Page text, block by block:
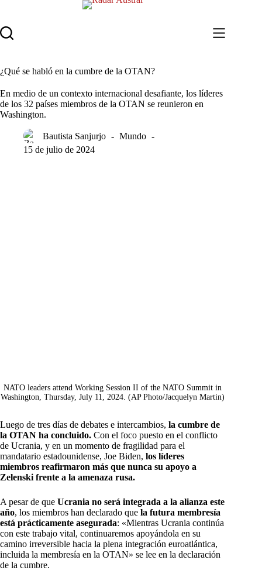
contenido
¿Qué se habló en la cumbre de la OTAN?
En medio de un contexto internacional desafiante, los líderes
de los 32 países miembros de la OTAN se reunieron en
Washington.
Bautista Sanjurjo
Mundo
15 de julio de 2024
NATO leaders attend Working Session II of the NATO Summit in
Washington, Thursday, July 11, 2024. (AP Photo/Jacquelyn Martin)
Luego de tres días de debates e intercambios, la cumbre de
la OTAN ha concluido. Con el foco puesto en el conflicto
de Ucrania, y en un momento de fragilidad para el
mandatario estadounidense, Joe Biden, los líderes
miembros reafirmaron más que nunca su apoyo a
Zelenski frente a la amenaza rusa.
A pesar de que Ucrania no será integrada a la alianza este
año, los miembros han declarado que la futura membresía
está prácticamente asegurada: «Mientras Ucrania continúa
con este trabajo vital, continuaremos apoyándola en su
camino irreversible hacia la plena integración euroatlántica,
incluida la membresía en la OTAN» se lee en la declaración
de la cumbre.